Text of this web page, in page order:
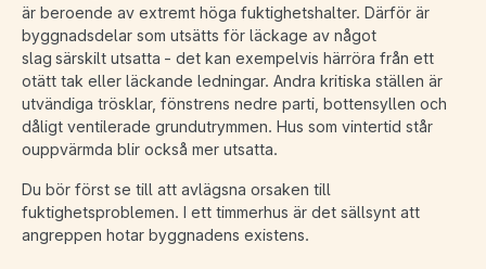
är beroende av extremt höga fuktighetshalter. Därför är
byggnadsdelar som utsätts för läckage av något
slag särskilt utsatta - det kan exempelvis härröra från ett
otätt tak eller läckande ledningar. Andra kritiska ställen är
utvändiga trösklar, fönstrens nedre parti, bottensyllen och
dåligt ventilerade grundutrymmen. Hus som vintertid står
ouppvärmda blir också mer utsatta.
Du bör först se till att avlägsna orsaken till
fuktighetsproblemen. I ett timmerhus är det sällsynt att
angreppen hotar byggnadens existens.